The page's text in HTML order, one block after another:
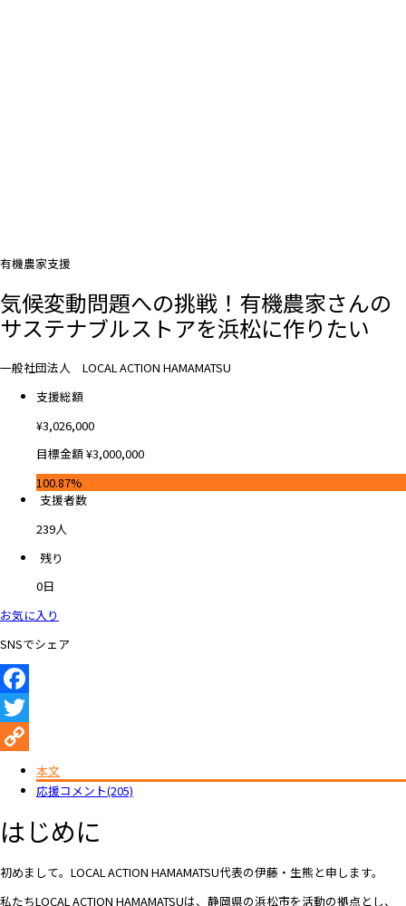
有機農家支援
気候変動問題への挑戦！有機農家さんの
サステナブルストアを浜松に作りたい
一般社団法人 LOCAL ACTION HAMAMATSU
支援総額
¥3,026,000
目標金額¥3,000,000
100.87%
支援者数
239人
残り
0日
お気に入り
SNSでシェア
Facebook
Twitter
Copy
本文
応援コメント(205)
はじめに
初めまして。LOCAL ACTION HAMAMATSU代表の伊藤・生熊と申します。
私たちLOCAL ACTION HAMAMATSUは、静岡県の浜松市を活動の拠点とし、